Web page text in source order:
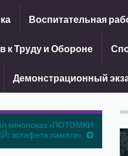
Воспитательная
к Труду и Обороне
Демонстрационный
кинопоказ «ПОТОМКИ
эстафета памяти»